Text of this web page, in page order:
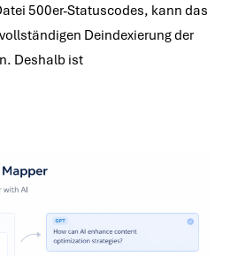
500er-Statuscodes, kann das
Deindexierung der
Deshalb ist